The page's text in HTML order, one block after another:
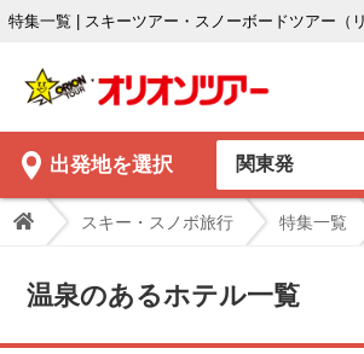
特集一覧 | スキーツアー・スノーボードツアー（
出発地を選択
スキー・スノボ旅行 特集一覧
温泉のあるホテル一覧